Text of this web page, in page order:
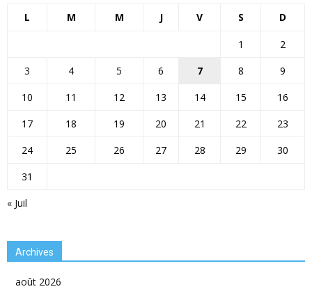
L M M J V S D
« Juil
1
2
3
4 5 6 7 8
9
10
11 12 13 14 15
16
17
18 19 20 21 22
23
24
25 26 27 28 29
30
31
Archives
août 2026